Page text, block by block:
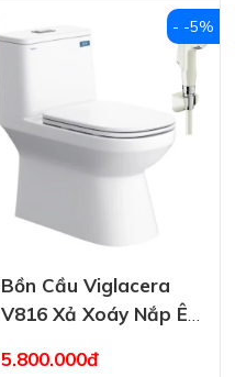
Bồn Cầu Viglacera
V816 Xả Xoáy Nắp Êm
5.800.000đ
- -5%